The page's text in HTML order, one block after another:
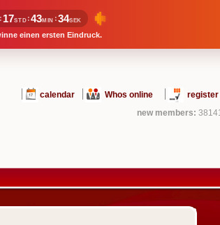
: 17STD :43MIN :34SEK
einen ersten Eindruck.
calendar Whos online register
new members: